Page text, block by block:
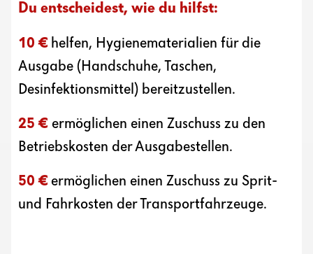
Du entscheidest, wie du hilfst:
10 € helfen, Hygienematerialien für die
Ausgabe (Handschuhe, Taschen,
Desinfektionsmittel) bereitzustellen.
25 € ermöglichen einen Zuschuss zu den
Betriebskosten der Ausgabestellen.
50 € ermöglichen einen Zuschuss zu Sprit-
und Fahrkosten der Transportfahrzeuge.